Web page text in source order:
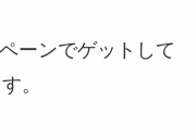
ーンでゲットして
。